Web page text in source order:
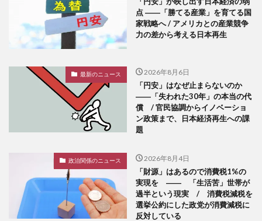
点 ――「勝てる産業」を育てる国
家戦略へ / アメリカとの産業競争
力の差から考える日本再生
最新のニュース 2026年8月6日
「円安」はなぜ止まらないのか
――「失われた30年」の本当の代
償 / 官民協調からイノベーショ
ン政策まで、日本経済再生への課
題
政治関係のニュース 2026年8月4日
「財源」はあるので消費税1%の
実現を ―― 「生活苦」世帯が
過半という現実 / 消費税減税を
選挙公約にした政党が消費減税に
反対している